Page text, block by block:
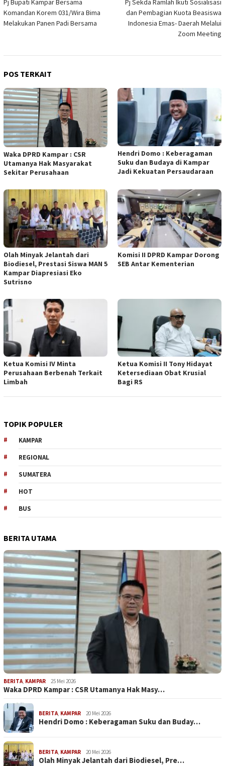
pos
Pj Bupati Kampar Bersama
Komandan Korem 031/Wira Bima
Melakukan Panen Padi Bersama
Pj Sekda Ramlah Ikuti Sosialisasi
dan Pembagian Kuota Beasiswa
Indonesia Emas- Daerah Melalui
Zoom Meeting
POS TERKAIT
Waka DPRD Kampar : CSR
Utamanya Hak Masyarakat
Sekitar Perusahaan
Hendri Domo : Keberagaman
Suku dan Budaya di Kampar
Jadi Kekuatan Persaudaraan
Olah Minyak Jelantah dari
Biodiesel, Prestasi Siswa MAN 5
Kampar Diapresiasi Eko
Sutrisno
Komisi II DPRD Kampar Dorong
SEB Antar Kementerian
Ketua Komisi IV Minta
Perusahaan Berbenah Terkait
Limbah
Ketua Komisi II Tony Hidayat
Ketersediaan Obat Krusial
Bagi RS
TOPIK POPULER
KAMPAR
REGIONAL
SUMATERA
HOT
BUS
BERITA UTAMA
BERITA, KAMPAR 25 Mei 2026
Waka DPRD Kampar : CSR Utamanya Hak Masy…
BERITA, KAMPAR 20 Mei 2026
Hendri Domo : Keberagaman Suku dan Buday…
BERITA, KAMPAR 20 Mei 2026
Olah Minyak Jelantah dari Biodiesel, Pre…